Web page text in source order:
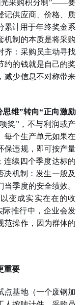
光采购积分制”——要
记供应商、价格、质
累计用于年终奖金系
机制的本质是将采购
齐：采购员主动寻找
约的钱就是自己的奖
减少信息不对称带来
思维”转向“正向激励
奖”，不与利润或产
每个生产单元如果在
保违规，即可按产量
连续四个季度达标的
决机制：发生一般及
季度的安全绩效。
变成实实在在的收
际推行中，企业会发
范操作，因为群体的
重要
点基地（一个废钢加